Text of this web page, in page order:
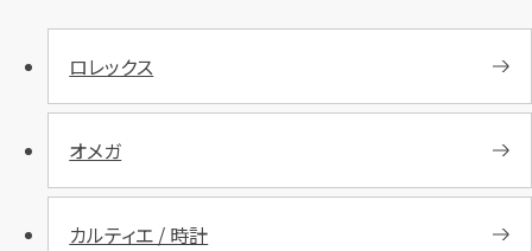
ロレックス
オメガ
カルティエ / 時計